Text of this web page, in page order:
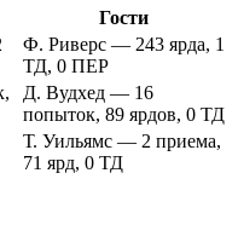
Гости
Ф. Риверс — 243 ярда, 1
ТД, 0 ПЕР
Д. Вудхед — 16
попыток, 89 ярдов, 0 ТД
Т. Уильямс — 2 приема,
71 ярд, 0 ТД